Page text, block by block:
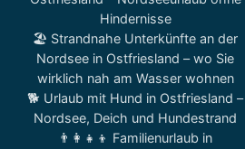
Hindernisse
🏖️ Strandnahe Unterkünfte an der
Nordsee in Ostfriesland – wo Sie
wirklich nah am Wasser wohnen
🐕 Urlaub mit Hund in Ostfriesland –
Nordsee, Deich und Hundestrand
👨‍👩‍👧‍👦 Familienurlaub in